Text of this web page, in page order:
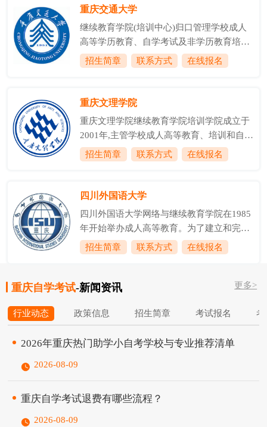
院校之一。学历...
首批来华留学示范基地。学校2015年成为重
卫生计生委)和教育部共建高校，2016年成
为“高等学校学科创新引智计划”(“111计划”)
首批立项的地方高校之一。学校由位于渝中
占地2100亩。校园...
重庆交通大学
继续教育学院(培训中心)归口管理学校成人
高等学历教育、自学考试及非学历教育培训
的招生、培养等工作。继续教育学院(培训中
心)现有教职工18人，设有综合办公室、教学
办公室、自学考试办公室等5个科室。学历
布在重庆、四川、云南、贵州、广东、广
西、新疆、甘肃、江苏、江西、辽宁、海南
等13个省、市。非学历教育方面，成功入选
创新能力培养训练基地，具备国家职业技能
鉴定...
招生简章 联系方式 在线报名
重庆文理学院
重庆文理学院继续教育学院培训学院成立于
2001年,主管学校成人高等教育、培训和自考
社考工作。下设综合办公室、学历教育办公
室、教师培训部、市场拓展部四个科室，现
士学历12人，在读博士4人，兼职硕士生导
长和幼儿园园长培训基地，是重庆市中小学
教师、职教师资和幼儿教师培训基地；是重
庆市专业技术人员继续教育基地、重庆市工
考试考点、全国公共英语考试考点、全国计
招生简章 联系方式 在线报名
四川外国语大学
四川外国语大学网络与继续教育学院在1985
年开始举办成人高等教育。为了建立和完善
独立自主的办学机制、大力发展继续教育，
我校成人教育处（管理部门）和成教部（教
院，集管理和教学职能于一体。2000年5
业技术学院（后更名为应用外语学院），两
育。随着成人高等教育、高等教育自学考试
院。...
招生简章 联系方式 在线报名
重庆自学考试-新闻资讯 更多>
行业动态 政策信息 招生简章 考试报名 考
2026年重庆热门助学小自考学校与专业推荐清单
2026-08-09
重庆自学考试退费有哪些流程？
2026-08-09